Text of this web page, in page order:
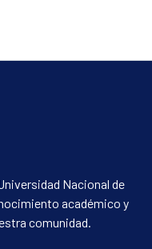
Nacional de
académico y
comunidad.